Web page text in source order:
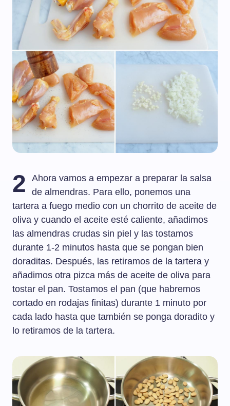
2
Ahora vamos a empezar a preparar la salsa
de almendras. Para ello, ponemos una
tartera a fuego medio con un chorrito de aceite de
oliva y cuando el aceite esté caliente, añadimos
las almendras crudas sin piel y las tostamos
durante 1-2 minutos hasta que se pongan bien
doraditas. Después, las retiramos de la tartera y
añadimos otra pizca más de aceite de oliva para
tostar el pan. Tostamos el pan (que habremos
cortado en rodajas finitas) durante 1 minuto por
cada lado hasta que también se ponga doradito y
lo retiramos de la tartera.